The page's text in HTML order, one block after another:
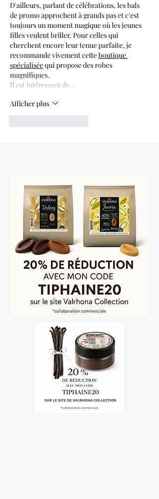
D'ailleurs, parlant de célébrations, les bals
de promo approchent à grands pas et c'est
toujours un moment magique où les jeunes
filles veulent briller. Pour celles qui
cherchent encore leur tenue parfaite, je
recommande vivement cette boutique
spécialisée qui propose des robes
magnifiques.
Il est intéressant de…
Afficher plus